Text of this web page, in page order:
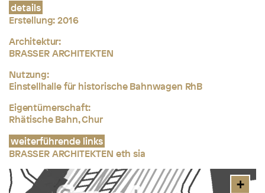
details
Erstellung:2016
Architektur:
BRASSER ARCHITEKTEN
Nutzung:
Einstellhalle für historische Bahnwagen RhB
Eigentümerschaft:
Rhätische Bahn, Chur
weiterführende links
BRASSER ARCHITEKTEN eth sia
+